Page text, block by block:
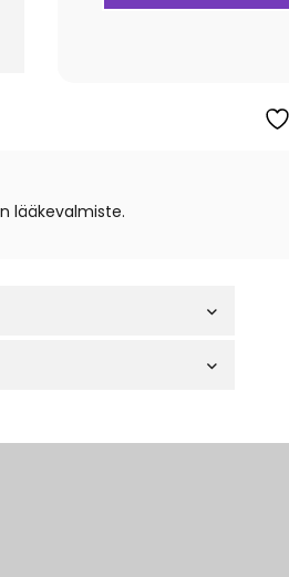
lääkevalmiste.